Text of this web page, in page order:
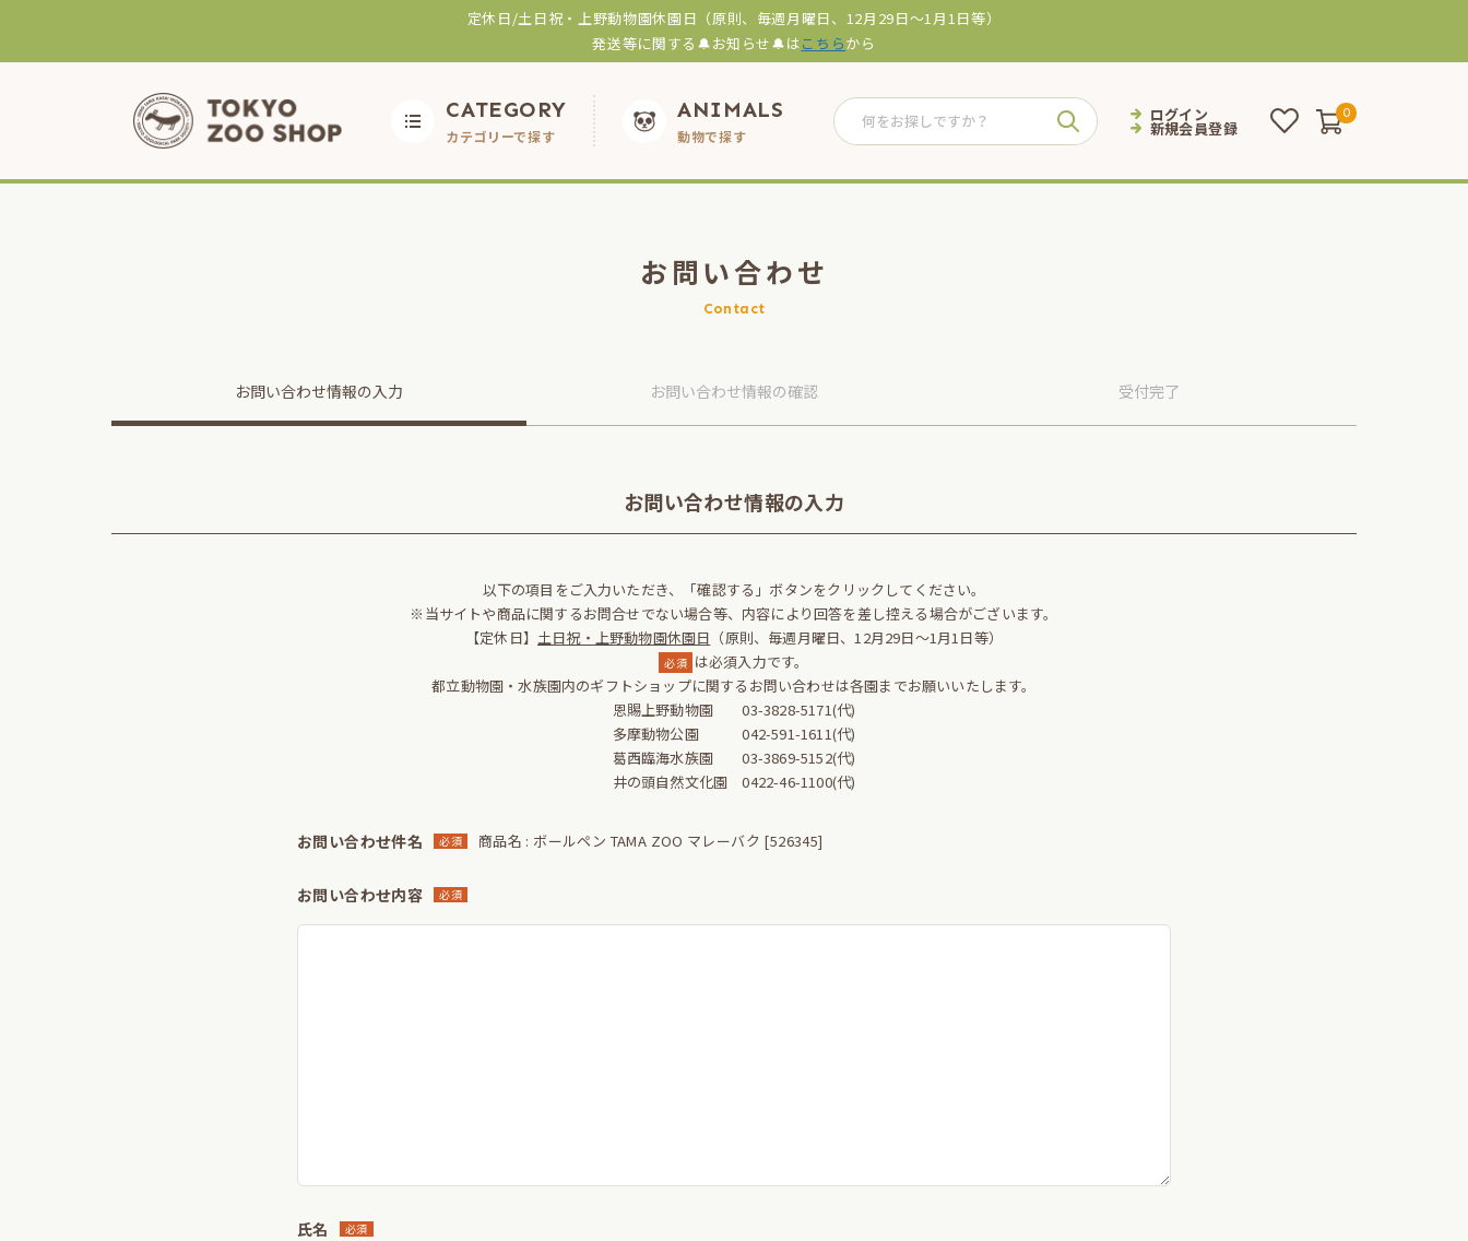
定休日/土日祝・上野動物園休園日（原則、毎週月曜日、12月29日～1月1日等）
発送等に関する🔔お知らせ🔔はこちらから
CATEGORY
カテゴリーで探す
ANIMALS
動物で探す
ログイン
新規会員登録
0
Contact
お問い合わせ
お問い合わせ情報の入力 お問い合わせ情報の確認 受付完了
お問い合わせ情報の入力
以下の項目をご入力いただき、「確認する」ボタンをクリックしてください。
※当サイトや商品に関するお問合せでない場合等、内容により回答を差し控える場合がございます。
【定休日】 土日祝・上野動物園休園日 （原則、毎週月曜日、12月29日～1月1日等）
必須 は必須入力です。
都立動物園・水族園内のギフトショップに関するお問い合わせは各園までお願いいたします。
恩賜上野動物園 03-3828-5171(代)
多摩動物公園 042-591-1611(代)
葛西臨海水族園 03-3869-5152(代)
井の頭自然文化園 0422-46-1100(代)
お問い合わせ件名 必須 商品名 : ボールペン TAMA ZOO マレーバク [526345]
お問い合わせ内容 必須
氏名 必須